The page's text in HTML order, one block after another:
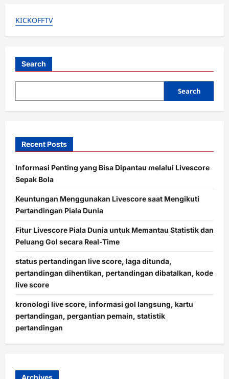
dan
KICKOFFTV
Search
Search
Recent Posts
Informasi Penting yang Bisa Dipantau melalui Livescore
Sepak Bola
Keuntungan Menggunakan Livescore saat Mengikuti
Pertandingan Piala Dunia
Fitur Livescore Piala Dunia untuk Memantau Statistik dan
Peluang Gol secara Real-Time
status pertandingan live score, laga ditunda,
pertandingan dihentikan, pertandingan dibatalkan, kode
live score
kronologi live score, informasi gol langsung, kartu
pertandingan, pergantian pemain, statistik
pertandingan
Archives